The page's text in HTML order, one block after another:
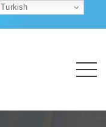
Turkish